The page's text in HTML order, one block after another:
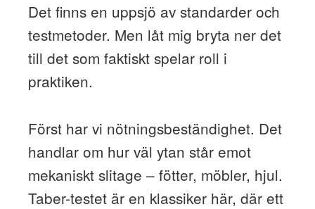
Det finns en uppsjö av standarder och
testmetoder. Men låt mig bryta ner det
till det som faktiskt spelar roll i
praktiken.
Först har vi nötningsbeständighet. Det
handlar om hur väl ytan står emot
mekaniskt slitage – fötter, möbler, hjul.
Taber-testet är en klassiker här, där ett